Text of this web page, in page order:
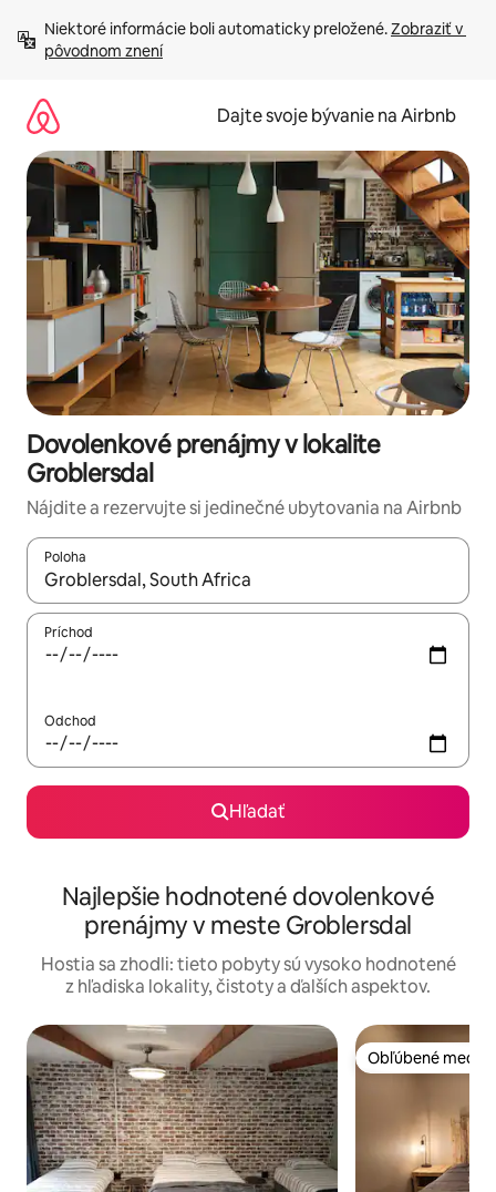
obsah.
Niektoré informácie boli automaticky preložené. Zobraziť v
pôvodnom znení
Dajte svoje bývanie na Airbnb
Dovolenkové prenájmy v lokalite
Groblersdal
Nájdite a rezervujte si jedinečné ubytovania na Airbnb
Poloha
Keď budú výsledky k dispozícii, môžete si ich prechádzať
Príchod
Odchod
Hľadať
Najlepšie hodnotené dovolenkové
prenájmy v meste Groblersdal
Hostia sa zhodli: tieto pobyty sú vysoko hodnotené
z hľadiska lokality, čistoty a ďalších aspektov.
Obľúbené medzi
Obľúbené medzi